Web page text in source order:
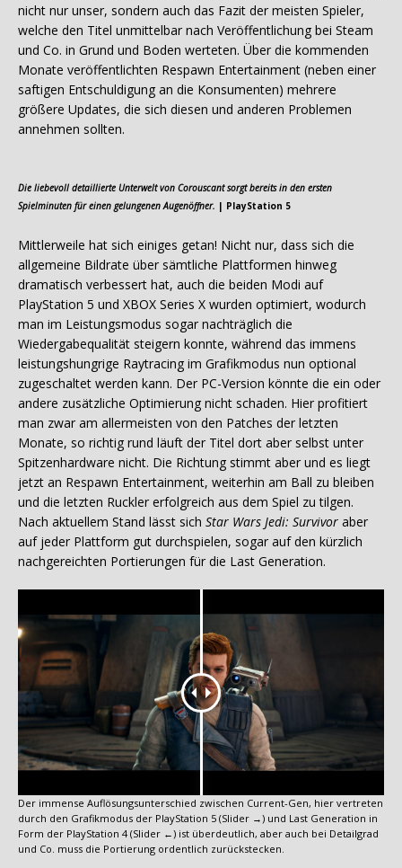
nicht nur unser, sondern auch das Fazit der meisten Spieler,
welche den Titel unmittelbar nach Veröffentlichung bei Steam
und Co. in Grund und Boden werteten. Über die kommenden
Monate veröffentlichten Respawn Entertainment (neben einer
saftigen Entschuldigung an die Konsumenten) mehrere
größere Updates, die sich diesen und anderen Problemen
annehmen sollten.
Die liebevoll detaillierte Unterwelt von Corouscant sorgt bereits in den ersten
Spielminuten für einen gelungenen Augenöffner. | PlayStation 5
Mittlerweile hat sich einiges getan! Nicht nur, dass sich die
allgemeine Bildrate über sämtliche Plattformen hinweg
dramatisch verbessert hat, auch die beiden Modi auf
PlayStation 5 und XBOX Series X wurden optimiert, wodurch
man im Leistungsmodus sogar nachträglich die
Wiedergabequalität steigern konnte, während das immens
leistungshungrige Raytracing im Grafikmodus nun optional
zugeschaltet werden kann. Der PC-Version könnte die ein oder
andere zusätzliche Optimierung nicht schaden. Hier profitiert
man zwar am allermeisten von den Patches der letzten
Monate, so richtig rund läuft der Titel dort aber selbst unter
Spitzenhardware nicht. Die Richtung stimmt aber und es liegt
jetzt an Respawn Entertainment, weiterhin am Ball zu bleiben
und die letzten Ruckler erfolgreich aus dem Spiel zu tilgen.
Nach aktuellem Stand lässt sich Star Wars Jedi: Survivor aber
auf jeder Plattform gut durchspielen, sogar auf den kürzlich
nachgereichten Portierungen für die Last Generation.
Der immense Auflösungsunterschied zwischen Current-Gen, hier vertreten
durch den Grafikmodus der PlayStation 5 (Slider →) und Last Generation in
Form der PlayStation 4 (Slider ←) ist überdeutlich, aber auch bei Detailgrad
und Co. muss die Portierung ordentlich zurückstecken.